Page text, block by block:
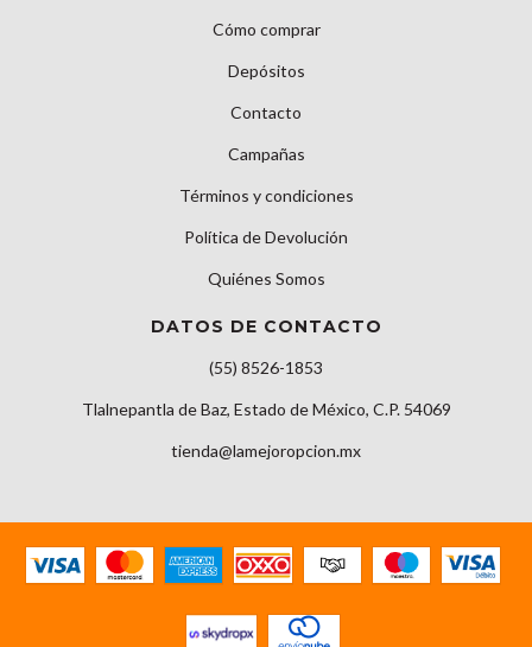
Cómo comprar
Depósitos
Contacto
Campañas
Términos y condiciones
Política de Devolución
Quiénes Somos
DATOS DE CONTACTO
(55) 8526-1853
Tlalnepantla de Baz, Estado de México, C.P. 54069
tienda@lamejoropcion.mx